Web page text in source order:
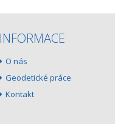
INFORMACE
O nás
Geodetické práce
Kontakt